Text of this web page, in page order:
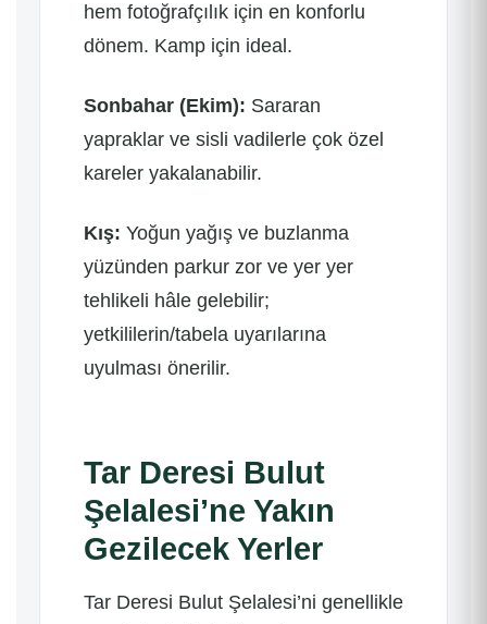
hem fotoğrafçılık için en konforlu
dönem. Kamp için ideal.
Sonbahar (Ekim): Sararan
yapraklar ve sisli vadilerle çok özel
kareler yakalanabilir.
Kış: Yoğun yağış ve buzlanma
yüzünden parkur zor ve yer yer
tehlikeli hâle gelebilir;
yetkililerin/tabela uyarılarına
uyulması önerilir.
Tar Deresi Bulut
Şelalesi’ne Yakın
Gezilecek Yerler
Tar Deresi Bulut Şelalesi’ni genellikle